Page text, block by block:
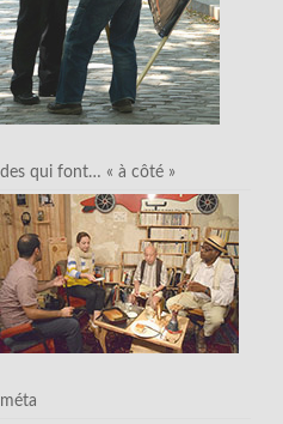
des qui font… « à côté »
méta